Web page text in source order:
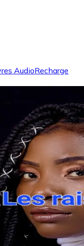
AudioRecharge